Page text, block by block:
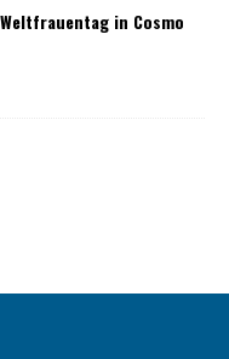
in Cosmo